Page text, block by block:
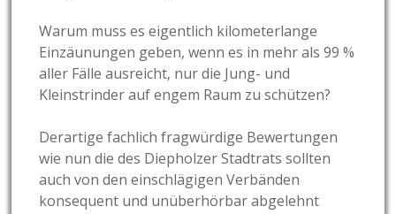
Warum muss es eigentlich kilometerlange
Einzäunungen geben, wenn es in mehr als 99 %
aller Fälle ausreicht, nur die Jung- und
Kleinstrinder auf engem Raum zu schützen?
Derartige fachlich fragwürdige Bewertungen
wie nun die des Diepholzer Stadtrats sollten
auch von den einschlägigen Verbänden
konsequent und unüberhörbar abgelehnt